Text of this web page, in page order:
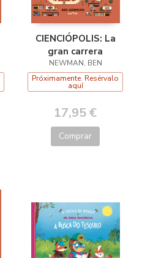
CIENCIÓPOLIS: La
gran carrera
NEWMAN, BEN
Próximamente. Resérvalo
aquí
17,95 €
Comprar